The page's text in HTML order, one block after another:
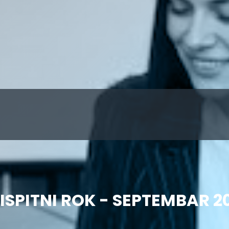
ISPITNI ROK - SEPTEMBAR